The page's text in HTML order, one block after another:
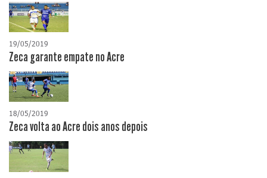
19/05/2019
Zeca garante empate no Acre
18/05/2019
Zeca volta ao Acre dois anos depois